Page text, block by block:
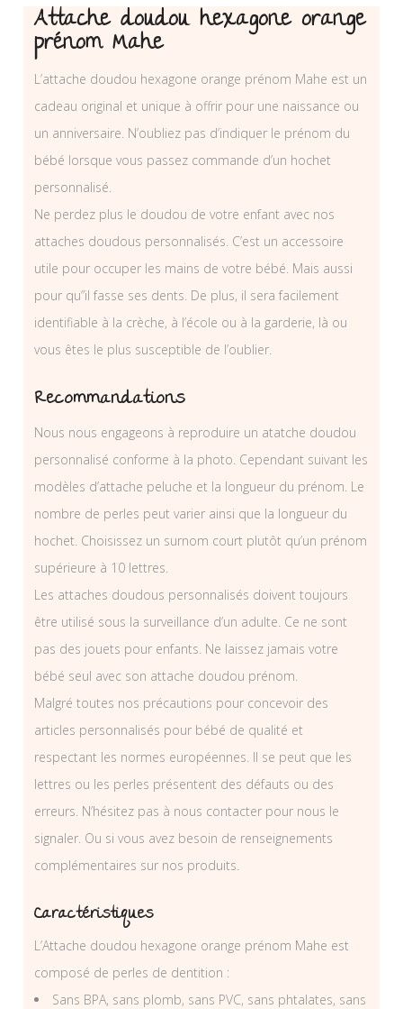
Attache doudou hexagone orange
prénom Mahe
L’attache doudou hexagone orange prénom Mahe est un
cadeau original et unique à offrir pour une naissance ou
un anniversaire. N’oubliez pas d’indiquer le prénom du
bébé lorsque vous passez commande d’un hochet
personnalisé.
Ne perdez plus le doudou de votre enfant avec nos
attaches doudous personnalisés. C’est un accessoire
utile pour occuper les mains de votre bébé. Mais aussi
pour qu”il fasse ses dents. De plus, il sera facilement
identifiable à la crèche, à l’école ou à la garderie, là ou
vous êtes le plus susceptible de l’oublier.
Recommandations
Nous nous engageons à reproduire un atatche doudou
personnalisé conforme à la photo. Cependant suivant les
modèles d’attache peluche et la longueur du prénom. Le
nombre de perles peut varier ainsi que la longueur du
hochet. Choisissez un surnom court plutôt qu’un prénom
supérieure à 10 lettres.
Les attaches doudous personnalisés doivent toujours
être utilisé sous la surveillance d’un adulte. Ce ne sont
pas des jouets pour enfants. Ne laissez jamais votre
bébé seul avec son attache doudou prénom.
Malgré toutes nos précautions pour concevoir des
articles personnalisés pour bébé de qualité et
respectant les normes européennes. Il se peut que les
lettres ou les perles présentent des défauts ou des
erreurs. N’hésitez pas à nous contacter pour nous le
signaler. Ou si vous avez besoin de renseignements
complémentaires sur nos produits.
Caractéristiques
L’Attache doudou hexagone orange prénom Mahe est
composé de perles de dentition :
Sans BPA, sans plomb, sans PVC, sans phtalates, sans